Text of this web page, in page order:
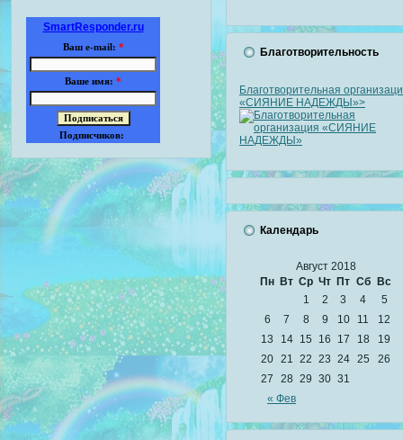
SmartResponder.ru
Ваш e-mail: *
Ваше имя: *
Подписчиков:
Благотворительность
Благотворительная
«СИЯНИЕ НАДЕЖДЫ»>
Календарь
Август 2018
Пн Вт Ср Чт Пт Сб Вс
« Фев
1 2 3 4
5
6
7 8 9 10 11
12
13
14 15 16 17 18
19
20 21 22 23 24 25
26
27
28 29 30 31